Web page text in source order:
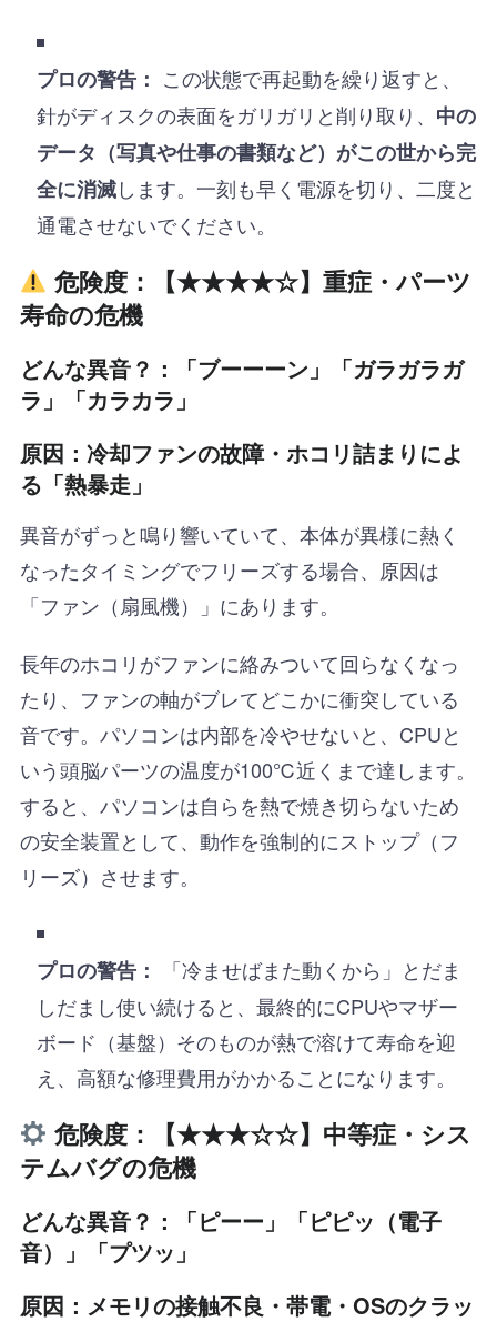
プロの警告： この状態で再起動を繰り返すと、
針がディスクの表面をガリガリと削り取り、 中の
データ（写真や仕事の書類など）がこの世から完
全に消滅します。一刻も早く電源を切り、二度と
通電させないでください。
危険度：【★★★★☆】重症・パーツ
寿命の危機
どんな異音？：「ブーーーン」「ガラガラガ
ラ」「カラカラ」
原因：冷却ファンの故障・ホコリ詰まりによ
る「熱暴走」
異音がずっと鳴り響いていて、本体が異様に熱く
なったタイミングでフリーズする場合、原因は
「ファン（扇風機）」にあります。
長年のホコリがファンに絡みついて回らなくなっ
たり、ファンの軸がブレてどこかに衝突している
音です。パソコンは内部を冷やせないと、CPUと
いう頭脳パーツの温度が100℃近くまで達します。
すると、パソコンは自らを熱で焼き切らないため
の安全装置として、動作を強制的にストップ（フ
リーズ）させます。
プロの警告：
「冷ませばまた動くから」とだま
しだまし使い続けると、最終的にCPUやマザー
ボード（基盤）そのものが熱で溶けて寿命を迎
え、高額な修理費用がかかることになります。
危険度：【★★★☆☆】中等症・シス
テムバグの危機
どんな異音？：「ピーー」「ピピッ（電子
音）」「プツッ」
原因：メモリの接触不良・帯電・OSのクラッ